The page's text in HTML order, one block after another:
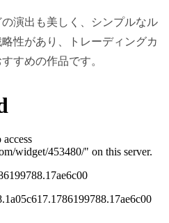
演出も美しく、シンプルなル
性があり、トレーディングカ
すめの作品です。